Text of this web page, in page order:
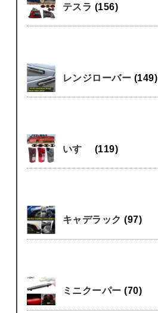
テスラ (156)
レンジローバー (149)
いすゞ (119)
キャデラック(97)
ミニクーパー(70)